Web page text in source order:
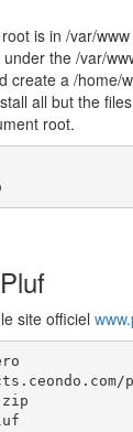
is in /var/
the /var/
create a /home/
all but the
root.
site officiel